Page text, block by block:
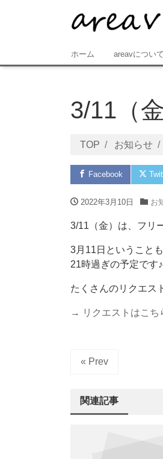
ホーム areavについて
3/11（
TOP お知らせ
Facebook
2022年3月10日 お
3/11（金）は、フリ
3月11日ということ
21時過ぎの予定です♪
たくさんのリクエス
→ リクエストはこち
« Prev
関連記事